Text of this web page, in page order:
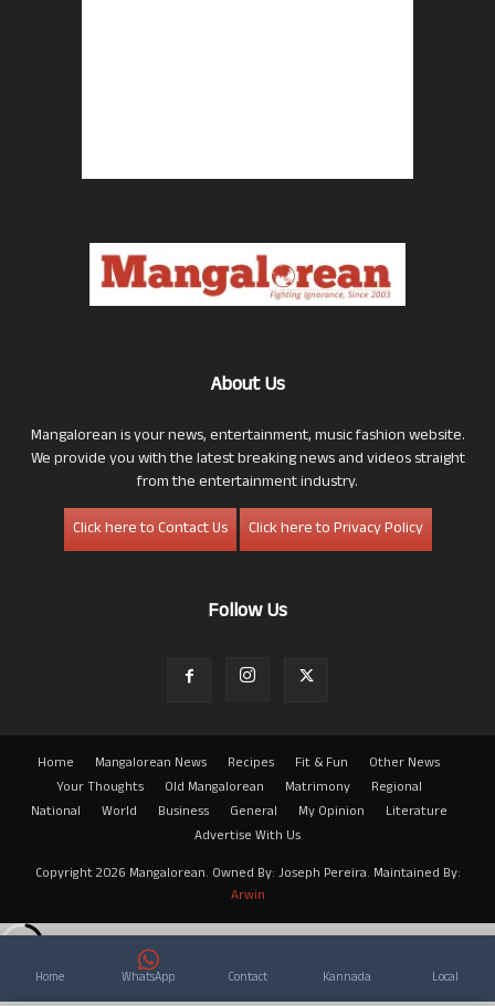
About Us
Mangalorean is your news, entertainment, music fashion website.
We provide you with the latest breaking news and videos straight
from the entertainment industry.
Click here to Contact Us
Click here to Privacy Policy
Follow Us
Home Mangalorean News Recipes Fit & Fun
Other News
Your Thoughts
Old Mangalorean Matrimony
Regional
National
World Business General My Opinion
Literature
Advertise With Us
Copyright 2026 Mangalorean. Owned By: Joseph Pereira. Maintained By:
Arwin
Home WhatsApp Contact Kannada Local